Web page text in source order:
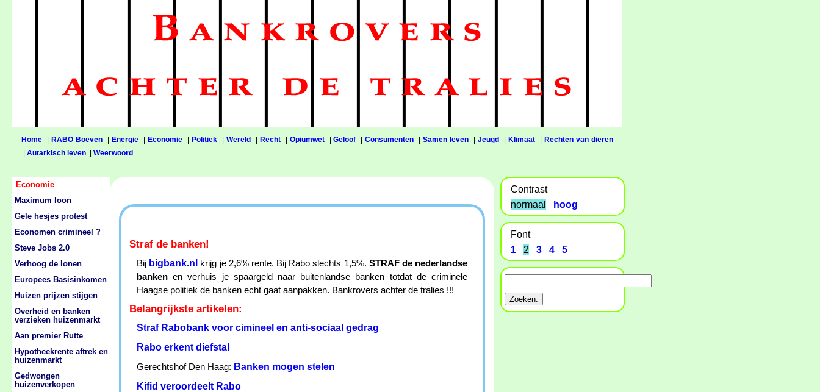
Home RABO Boeven| Energie| Economie| Politiek| Wereld Recht| Opiumwet|Geloof |Consumenten |Samen leven |Jeugd Klimaat
Rechten van dieren
Autarkisch leven Weerwoord
Straf de banken!
Bij bigbank.nl krijg je 2,6% rente. Bij Rabo slechts 1,5%. STRAF de nederlandse
banken en verhuis je spaargeld naar buitenlandse banken totdat de criminele
Haagse politiek de banken echt gaat aanpakken. Bankrovers achter de tralies !!!
Belangrijkste artikelen:
Straf Rabobank voor cimineel en anti-sociaal gedrag
Rabo erkent diefstal
Gerechtshof Den Haag: Banken mogen stelen
Kifid veroordeelt Rabo
Economie
Maximum loon
Gele hesjes protest
Economen crimineel ?
Steve Jobs 2.0
Verhoog de lonen
Europees Basisinkomen
Huizen prijzen stijgen
Overheid en banken
verzieken huizenmarkt
Aan premier Rutte
Hypotheekrente aftrek en
huizenmarkt
Gedwongen
huizenverkopen
Contrast
normaal
hoog
Font
1
2 3 4 5